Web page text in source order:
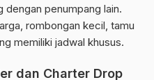
penumpang lain.
rombongan kecil, tamu
memiliki jadwal khusus.
dan Charter Drop